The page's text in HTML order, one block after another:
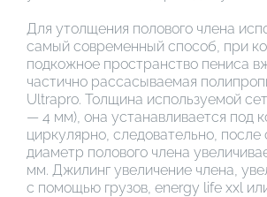
Для утолщения полового члена
самый современный способ, при
подкожное пространство пениса
частично рассасываемая
Ultrapro. Толщина используемой
— 4 мм), она устанавливается под
циркулярно, следовательно, после
диаметр полового члена
мм. Джилинг увеличение члена,
с помощью грузов, energy life xxl